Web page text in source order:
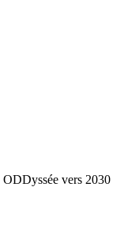
ODDyssée vers 2030